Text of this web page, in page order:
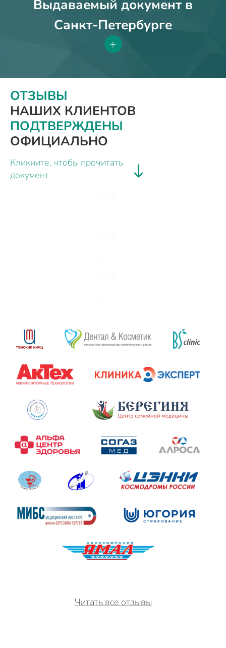
Выдаваемый документ в
Санкт-Петербурге
+
ОТЗЫВЫ
НАШИХ КЛИЕНТОВ
ПОДТВЕРЖДЕНЫ
ОФИЦИАЛЬНО
Кликните, чтобы прочитать
документ
Читать все отзывы